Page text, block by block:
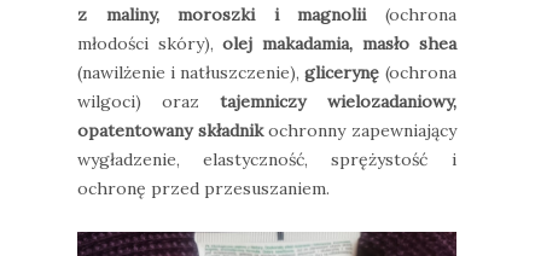
z maliny, moroszki i magnolii(ochrona
młodości skóry),olej makadamia, masło shea
(nawilżenie i natłuszczenie),glicerynę (ochrona
wilgoci) oraztajemniczy wielozadaniowy,
opatentowany składnikochronny zapewniający
wygładzenie, elastyczność, sprężystość i
ochronę przed przesuszaniem.